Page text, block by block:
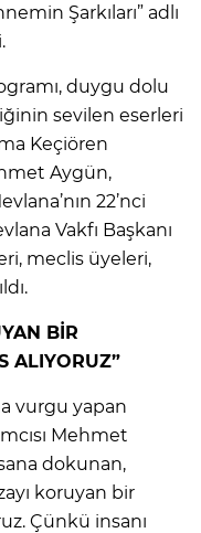
Şarkıları” adlı
duygu dolu
sevilen eserleri
Keçiören
Aygün,
22’nci
Vakfı Başkanı
meclis üyeleri,
BİR
ALIYORUZ”
vurgu yapan
Mehmet
dokunan,
koruyan bir
Çünkü insanı